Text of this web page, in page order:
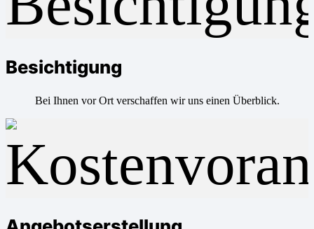
Besichtigung
Bei Ihnen vor Ort verschaffen wir uns einen Überblick.